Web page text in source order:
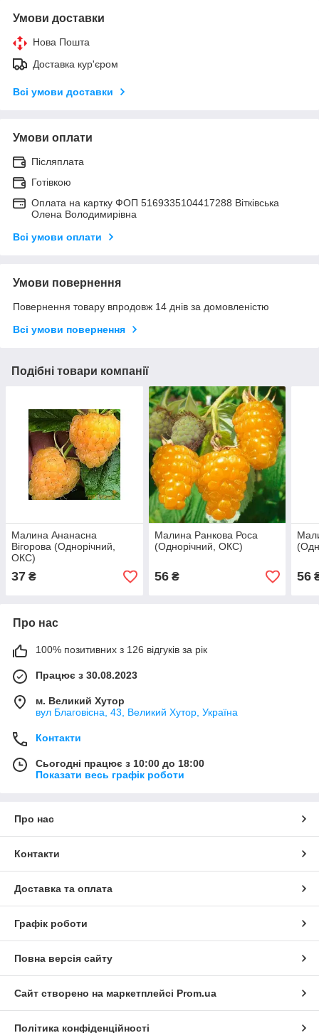
Умови доставки
Нова Пошта
Доставка кур'єром
Всі умови доставки
Умови оплати
Післяплата
Готівкою
Оплата на картку ФОП 5169335104417288 Вітківська
Олена Володимирівна
Всі умови оплати
Умови повернення
Повернення товару впродовж 14 днів за домовленістю
Всі умови повернення
Подібні товари компанії
Малина Ананасна
Вігорова (Однорічний,
ОКС)
37 ₴
Малина Ранкова Роса
(Однорічний, ОКС)
56₴ 56
Про нас
100% позитивних з 126 відгуків за рік
Працює з 30.08.2023
м. Великий Хутор
вул Благовісна, 43, Великий Хутор, Україна
Контакти
Сьогодні працює з 10:00 до 18:00
Показати весь графік роботи
Про нас
Контакти
Доставка та оплата
Графік роботи
Повна версія сайту
Сайт створено на маркетплейсі Prom.ua
Політика конфіденційності